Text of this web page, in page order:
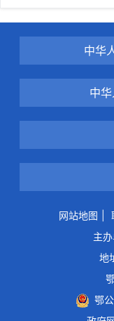
中华
中
网站地图
主
地
鄂